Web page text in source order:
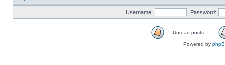
Username: Password:
Unread posts
Powered by